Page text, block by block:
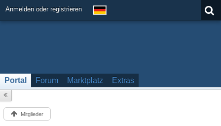
Anmelden oder registrieren
Portal Forum Marktplatz Extras
Mitglieder